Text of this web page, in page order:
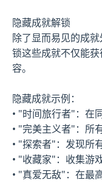
隐藏成就解锁
除了显而易见的成
锁这些成就不仅能
容。
隐藏成就示例：
• "时间旅行者"：在
• "完美主义者"：所
• "探索者"：发现所
• "收藏家"：收集游
• "真爱无敌"：在最